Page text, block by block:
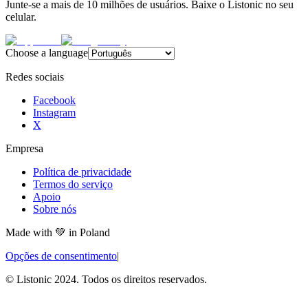
Junte-se a mais de 10 milhões de usuários. Baixe o Listonic no seu
celular.
Choose a language
Redes sociais
Facebook
Instagram
X
Empresa
Política de privacidade
Termos do serviço
Apoio
Sobre nós
Made with 💚 in Poland
Opções de consentimento|
© Listonic 2024. Todos os direitos reservados.